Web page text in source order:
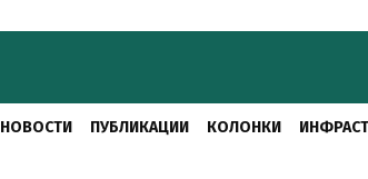
НОВОСТИ ПУБЛИКАЦИИ КОЛОНКИ